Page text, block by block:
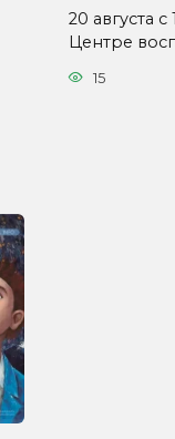
20 августа
Центре
15